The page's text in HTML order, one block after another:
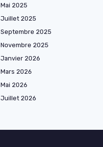
Mai 2025
Juillet 2025
Septembre 2025
Novembre 2025
Janvier 2026
Mars 2026
Mai 2026
Juillet 2026